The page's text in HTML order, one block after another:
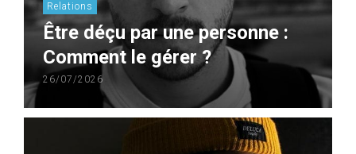
Relations
Être déçu par une personne :
Comment le gérer ?
26/07/2026